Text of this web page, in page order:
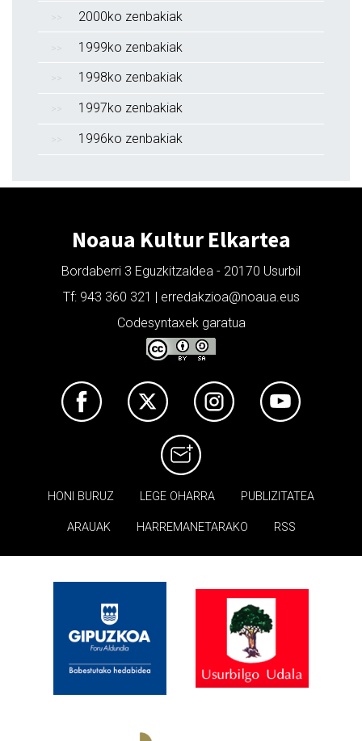
2000ko zenbakiak
1999ko zenbakiak
1998ko zenbakiak
1997ko zenbakiak
1996ko zenbakiak
Noaua Kultur Elkartea
Bordaberri 3 Eguzkitzaldea - 20170 Usurbil
Tf: 943 360 321 | erredakzioa@noaua.eus
Codesyntaxek garatua
HONI BURUZ LEGE OHARRA PUBLIZITATEA
ARAUAK HARREMANETARAKO RSS